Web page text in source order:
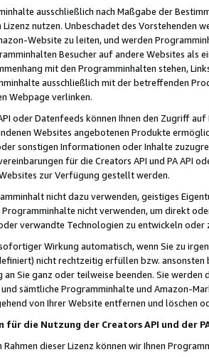
ausschließlich nach Maßgabe der
nutzen. Unbeschadet des Vorstehenden
Website zu leiten, und werden
Besucher auf andere Websites als
mit den Programminhalten stehen,
ausschließlich mit der betreffenden
Webpage verlinken.
oder Datenfeeds können Ihnen den Zugriff
Websites angebotenen Produkte
sonstigen Informationen oder Inhalte
für die Creators API und PA API
zur Verfügung gestellt werden.
nicht dazu verwenden, geistiges
nicht verwenden, um direkt
verwandte Technologien zu entwickeln
Wirkung automatisch, wenn Sie zu
nicht rechtzeitig erfüllen bzw. ansonsten
Sie ganz oder teilweise beenden. Sie werden
sämtliche Programminhalte und Amazon-
von Ihrer Website entfernen und löschen
für die Nutzung der Creators API und der
Rahmen dieser Lizenz können wir Ihnen